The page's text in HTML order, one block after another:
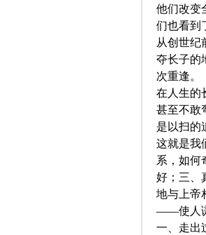
他们改变
们也看到
从创世纪
夺长子的
次重逢。
在人生的
甚至不敢
是以扫的
这就是我
系，如何
好；三、
地与上帝
——使人
一、走出